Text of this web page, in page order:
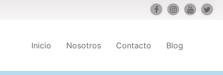
Inicio Nosotros Contacto Blog